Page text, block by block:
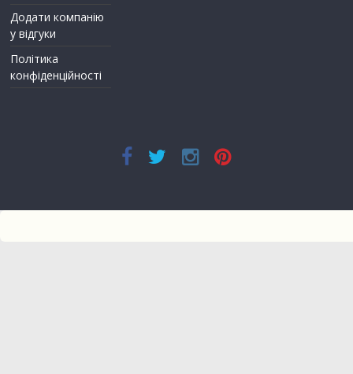
Додати компанію
у відгуки
Політика
конфіденційності